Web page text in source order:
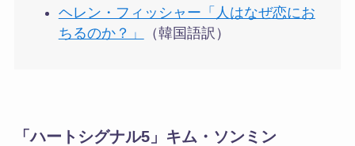
ヘレン・フィッシャー「人はなぜ恋にお
ちるのか？」
（韓国語訳）
「ハートシグナル5」 キム・ソンミン